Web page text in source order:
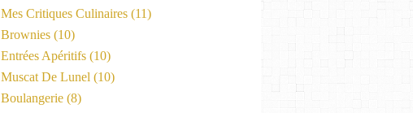
Mes Critiques Culinaires (11)
Brownies (10)
Entrées Apéritifs (10)
Muscat De Lunel (10)
Boulangerie (8)